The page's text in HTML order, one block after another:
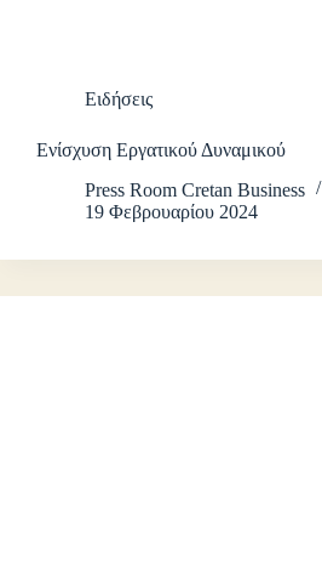
Ειδήσεις
Ενίσχυση Εργατικού Δυναμικού
Press Room Cretan Business
19 Φεβρουαρίου 2024